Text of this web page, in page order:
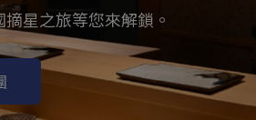
星之旅等您來解鎖。